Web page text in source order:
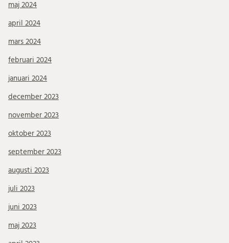
maj 2024
april 2024
mars 2024
februari 2024
januari 2024
december 2023
november 2023
oktober 2023
september 2023
augusti 2023
juli 2023
juni 2023
maj 2023